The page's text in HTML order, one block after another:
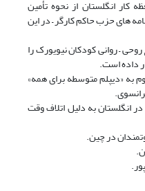
کار انگلستان از نحوه تأمین
های حزب حاکم کارگر – در این
– روانی کودکان نیویورک را
به «دیپلم متوسطه برای همه»
انگلستان به دلیل اتلاف وقت